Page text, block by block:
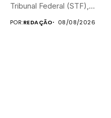
Tribunal Federal (STF),
POR:REDAÇÃO 08/08/2026